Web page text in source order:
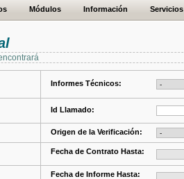
Módulos Información Servicios
Informes Técnicos:
Id Llamado:
Origen de la Verificación:
Fecha de Contrato Hasta:
Fecha de Informe Hasta: